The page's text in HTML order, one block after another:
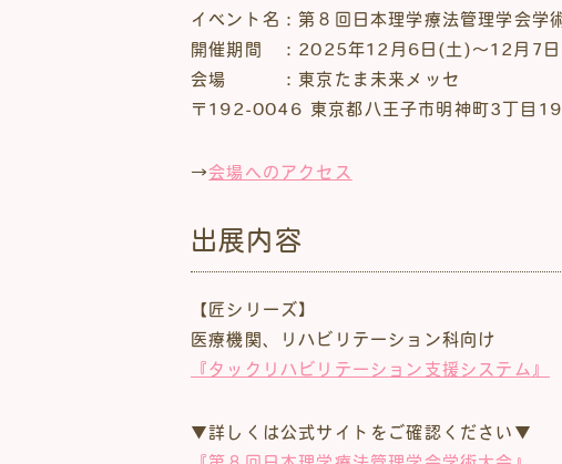
イベント名：第８回日本理学療法管理学会学
開催期間 ：2025年12月6日(土)～12月7
会場 ：東京たま未来メッセ
〒192-0046 東京都八王子市明神町3丁目
→会場へのアクセス
出展内容
【匠シリーズ】
医療機関、リハビリテーション科向け
『タックリハビリテーション支援システム』
▼詳しくは公式サイトをご確認ください▼